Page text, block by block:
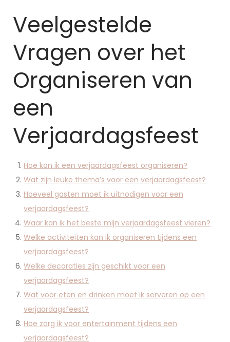
Veelgestelde
Vragen over het
Organiseren van
een
Verjaardagsfeest
Hoe kan ik een verjaardagsfeest organiseren?
Wat zijn leuke thema’s voor een verjaardagsfeest?
Hoeveel gasten moet ik uitnodigen voor een
verjaardagsfeest?
Waar kan ik het beste mijn verjaardagsfeest vieren?
Welke activiteiten kan ik organiseren tijdens een
verjaardagsfeest?
Welke decoraties zijn geschikt voor een
verjaardagsfeest?
Wat voor eten en drinken moet ik serveren op een
verjaardagsfeest?
Hoe zorg ik voor entertainment tijdens een
verjaardagsfeest?